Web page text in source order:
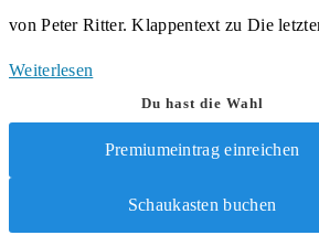
von Peter Ritter. Klappentext zu Die
Weiterlesen
Kinder:
Kampf
Ende
Du hast die Wahl
Premiumeintrag einreichen
Schaukasten buchen